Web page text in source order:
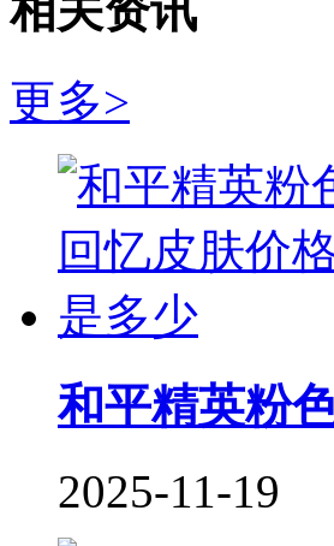
相关资讯
更多>
和平精英粉
2025-11-19